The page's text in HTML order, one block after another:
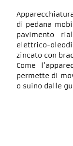
di pedana
pavimento
elettrico-
zincato con
Come
permette di
o suino dalle